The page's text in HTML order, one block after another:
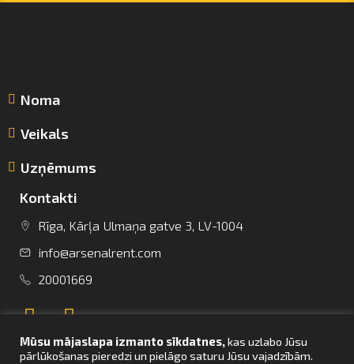
info@arsenalrent.com
+37120001669
Lietuva Latvija Igaunija
Noma
Veikals
Uzņēmums
Kontakti
Rīga, Kārļa Ulmaņa gatve 3, LV-1004
info@arsenalrent.com
20001669
Mūsu mājaslapa izmanto sīkdatnes,kas uzlabo Jūsu
pārlūkošanas pieredzi un pielāgo saturu Jūsu vajadzībām.